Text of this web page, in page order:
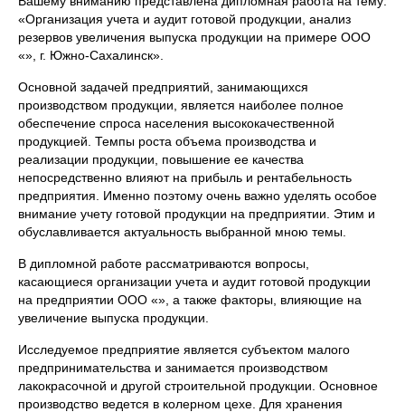
«Организация учета и аудит готовой продукции, анализ
резервов увеличения выпуска продукции на примере ООО
«», г. Южно-Сахалинск».
Основной задачей предприятий, занимающихся
производством продукции, является наиболее полное
обеспечение спроса населения высококачественной
продукцией. Темпы роста объема производства и
реализации продукции, повышение ее качества
непосредственно влияют на прибыль и рентабельность
предприятия. Именно поэтому очень важно уделять особое
внимание учету готовой продукции на предприятии. Этим и
обуславливается актуальность выбранной мною темы.
В дипломной работе рассматриваются вопросы,
касающиеся организации учета и аудит готовой продукции
на предприятии ООО «», а также факторы, влияющие на
увеличение выпуска продукции.
Исследуемое предприятие является субъектом малого
предпринимательства и занимается производством
лакокрасочной и другой строительной продукции. Основное
производство ведется в колерном цехе. Для хранения